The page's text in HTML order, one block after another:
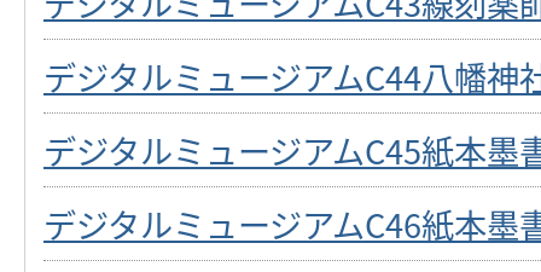
デジタルミュージアムC44八幡神
デジタルミュージアムC45紙本墨
デジタルミュージアムC46紙本墨